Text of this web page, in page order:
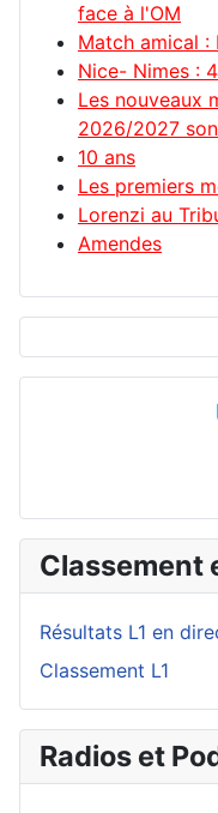
face à l'OM
Match amical :
Nice- Nimes :
Les nouveaux
2026/2027
10 ans
Les premiers
Lorenzi au
Amendes
Classement
Résultats L1 en
Classement L1
Radios et